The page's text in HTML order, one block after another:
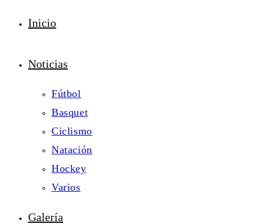
Inicio
Noticias
Fútbol
Basquet
Ciclismo
Natación
Hockey
Varios
Galería